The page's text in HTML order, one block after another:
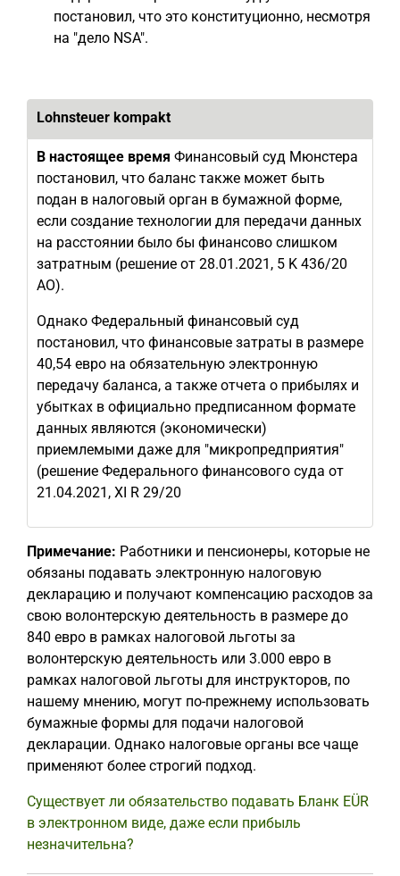
постановил, что это конституционно, несмотря
на "дело NSA".
Lohnsteuer kompakt
В настоящее время Финансовый суд Мюнстера
постановил, что баланс также может быть
подан в налоговый орган в бумажной форме,
если создание технологии для передачи данных
на расстоянии было бы финансово слишком
затратным (решение от 28.01.2021, 5 K 436/20
AO).
Однако Федеральный финансовый суд
постановил, что финансовые затраты в размере
40,54 евро на обязательную электронную
передачу баланса, а также отчета о прибылях и
убытках в официально предписанном формате
данных являются (экономически)
приемлемыми даже для "микропредприятия"
(решение Федерального финансового суда от
21.04.2021, XI R 29/20
Примечание: Работники и пенсионеры, которые не
обязаны подавать электронную налоговую
декларацию и получают компенсацию расходов за
свою волонтерскую деятельность в размере до
840 евро в рамках налоговой льготы за
волонтерскую деятельность или 3.000 евро в
рамках налоговой льготы для инструкторов, по
нашему мнению, могут по-прежнему использовать
бумажные формы для подачи налоговой
декларации. Однако налоговые органы все чаще
применяют более строгий подход.
Существует ли обязательство подавать Бланк EÜR
в электронном виде, даже если прибыль
незначительна?